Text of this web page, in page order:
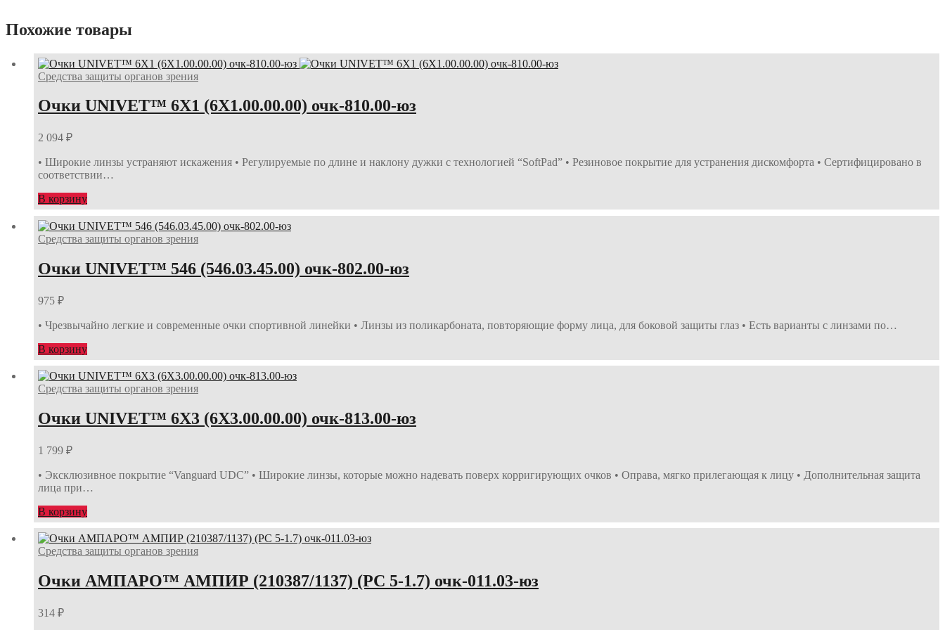
Похожие товары
Средства защиты органов зрения
Очки UNIVET™ 6Х1 (6Х1.00.00.00) очк-810.00-юз
2 094 ₽
• Широкие линзы устраняют искажения • Регулируемые по длине и наклону дужки с технологией “SoftPad” • Резиновое покрытие для устранения дискомфорта • Cертифицировано в
соответствии…
В корзину
Средства защиты органов зрения
Очки UNIVET™ 546 (546.03.45.00) очк-802.00-юз
975 ₽
• Чрезвычайно легкие и современные очки спортивной линейки • Линзы из поликарбоната, повторяющие форму лица, для боковой защиты глаз • Есть варианты с линзами по…
В корзину
Средства защиты органов зрения
Очки UNIVET™ 6Х3 (6Х3.00.00.00) очк-813.00-юз
1 799 ₽
• Эксклюзивное покрытие “Vanguard UDC” • Широкие линзы, которые можно надевать поверх корригирующих очков • Оправа, мягко прилегающая к лицу • Дополнительная защита
лица при…
В корзину
Средства защиты органов зрения
Очки АМПАРО™ АМПИР (210387/1137) (РС 5-1.7) очк-011.03-юз
314 ₽